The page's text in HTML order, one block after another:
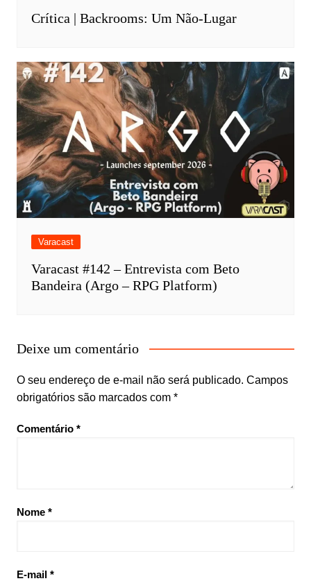
Crítica | Backrooms: Um Não-Lugar
Varacast
Varacast #142 – Entrevista com Beto
Bandeira (Argo – RPG Platform)
Deixe um comentário
O seu endereço de e-mail não será publicado. Campos
obrigatórios são marcados com *
Comentário *
Nome *
E-mail *